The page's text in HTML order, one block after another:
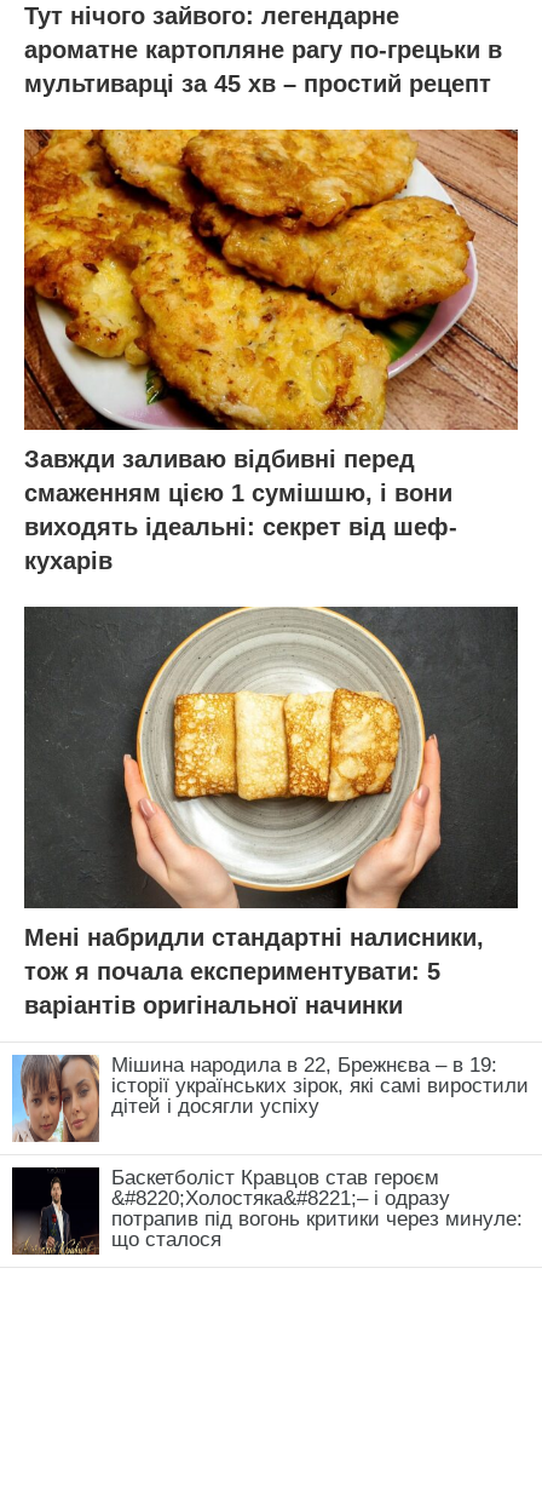
Тут нічого зайвого: легендарне
ароматне картопляне рагу по-грецьки в
мультиварці за 45 хв – простий рецепт
Завжди заливаю відбивні перед
смаженням цією 1 сумішшю, і вони
виходять ідеальні: секрет від шеф-
кухарів
Мені набридли стандартні налисники,
тож я почала експериментувати: 5
варіантів оригінальної начинки
Мішина народила в 22, Брежнєва – в 19:
історії українських зірок, які самі виростили
дітей і досягли успіху
Баскетболіст Кравцов став героєм
&#8220;Холостяка&#8221;– і одразу
потрапив під вогонь критики через минуле:
що сталося